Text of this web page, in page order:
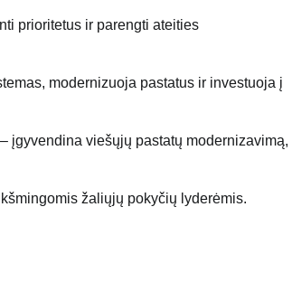
prioritetus ir parengti ateities
modernizuoja pastatus ir investuoja į
įgyvendina viešųjų pastatų modernizavimą,
žaliųjų pokyčių lyderėmis.